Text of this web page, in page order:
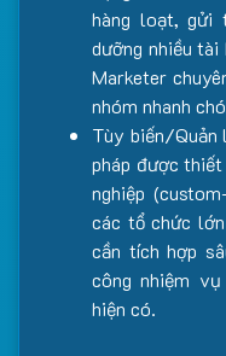
hàng loạt, gửi
dưỡng nhiều tài
Marketer
nhóm nhanh
Tùy biến/Quản
pháp được
nghiệp
các tổ chức
cần tích hợp
công nhiệm
hiện có.